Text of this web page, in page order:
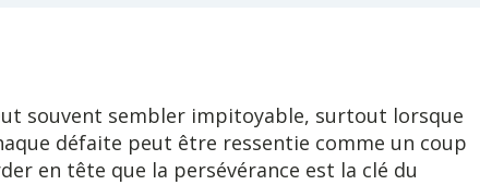
souvent sembler impitoyable, surtout lorsque
défaite peut être ressentie comme un coup
en tête que la persévérance est la clé du